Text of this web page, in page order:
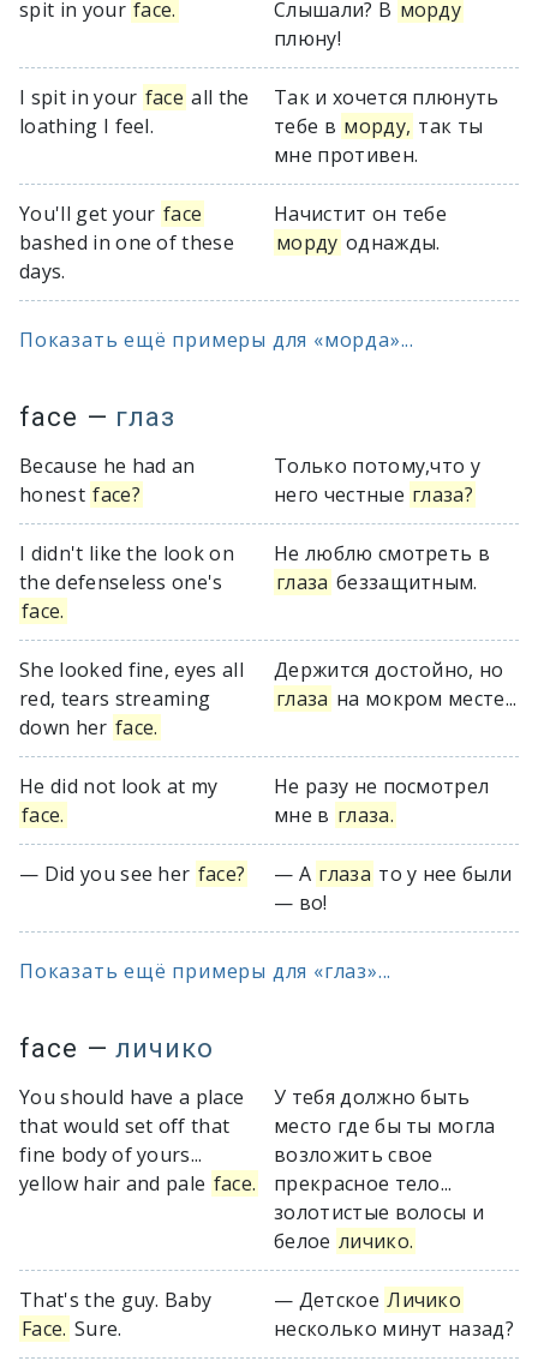
spit in your face. Слышали? В морду
плюну!
I spit in your face all the
loathing I feel.
Так и хочется плюнуть
тебе в морду, так ты
мне противен.
You'll get your face
bashed in one of these
days.
Начистит он тебе
морду однажды.
Показать ещё примеры для «морда»...
face — глаз
Because he had an
honest face?
Только потому,что у
него честные глаза?
I didn't like the look on
the defenseless one's
face.
Не люблю смотреть в
глаза беззащитным.
She looked fine, eyes all
red, tears streaming
down her face.
Держится достойно, но
глаза на мокром месте...
He did not look at my
face.
Не разу не посмотрел
мне в глаза.
— Did you see her face? — А глаза то у нее были
— во!
Показать ещё примеры для «глаз»...
face — личико
You should have a place
that would set off that
fine body of yours...
yellow hair and pale face.
У тебя должно быть
место где бы ты могла
возложить свое
прекрасное тело...
золотистые волосы и
белое личико.
That's the guy. Baby
Face. Sure.
— Детское Личико
несколько минут назад?